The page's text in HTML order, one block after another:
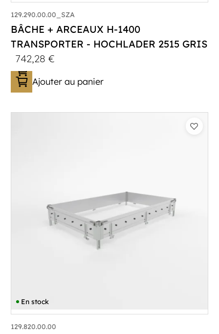
129.290.00.00_SZA
BÂCHE + ARCEAUX H-1400
TRANSPORTER - HOCHLADER 2515 GRIS
742,28€
Ajouter au panier
En stock
129.820.00.00